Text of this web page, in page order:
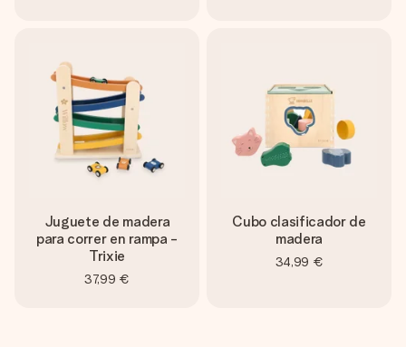
Juguete de madera
para correr en rampa -
Trixie
37,99 €
Cubo clasificador de
madera
34,99 €